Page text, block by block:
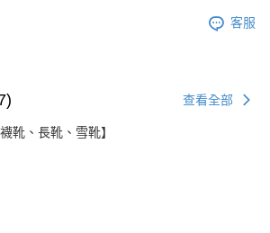
客服
查看全部
靴、長靴、雪靴】